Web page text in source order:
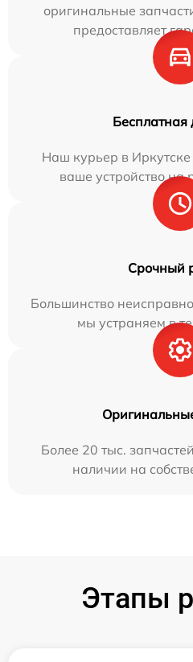
оригинальные
предоставляет
Бесплатная
Наш курьер в Иркутске
ваше устройство на
Срочный
Большинство
мы устраняем в
Более 20 тыс.
наличии на
Этапы